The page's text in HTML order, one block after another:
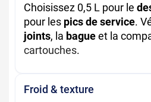
Choisissez 0,5 L pour le
pour les pics de service.
joints, la bagueet la
cartouches.
Froid & texture